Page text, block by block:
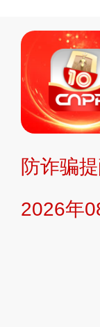
标、
复制、
不代理
持投资
提交说
防诈骗
2026年